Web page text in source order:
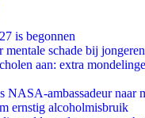
is begonnen
schade bij jongeren
aan: extra
ambassadeur naar
ernstig alcoholmisbruik